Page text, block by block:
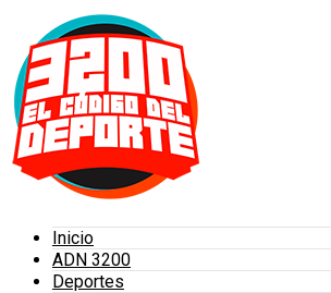
Inicio
ADN 3200
Deportes